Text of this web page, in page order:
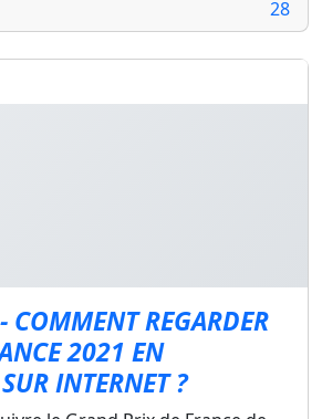
28
COMMENT REGARDER
2021 EN
INTERNET ?